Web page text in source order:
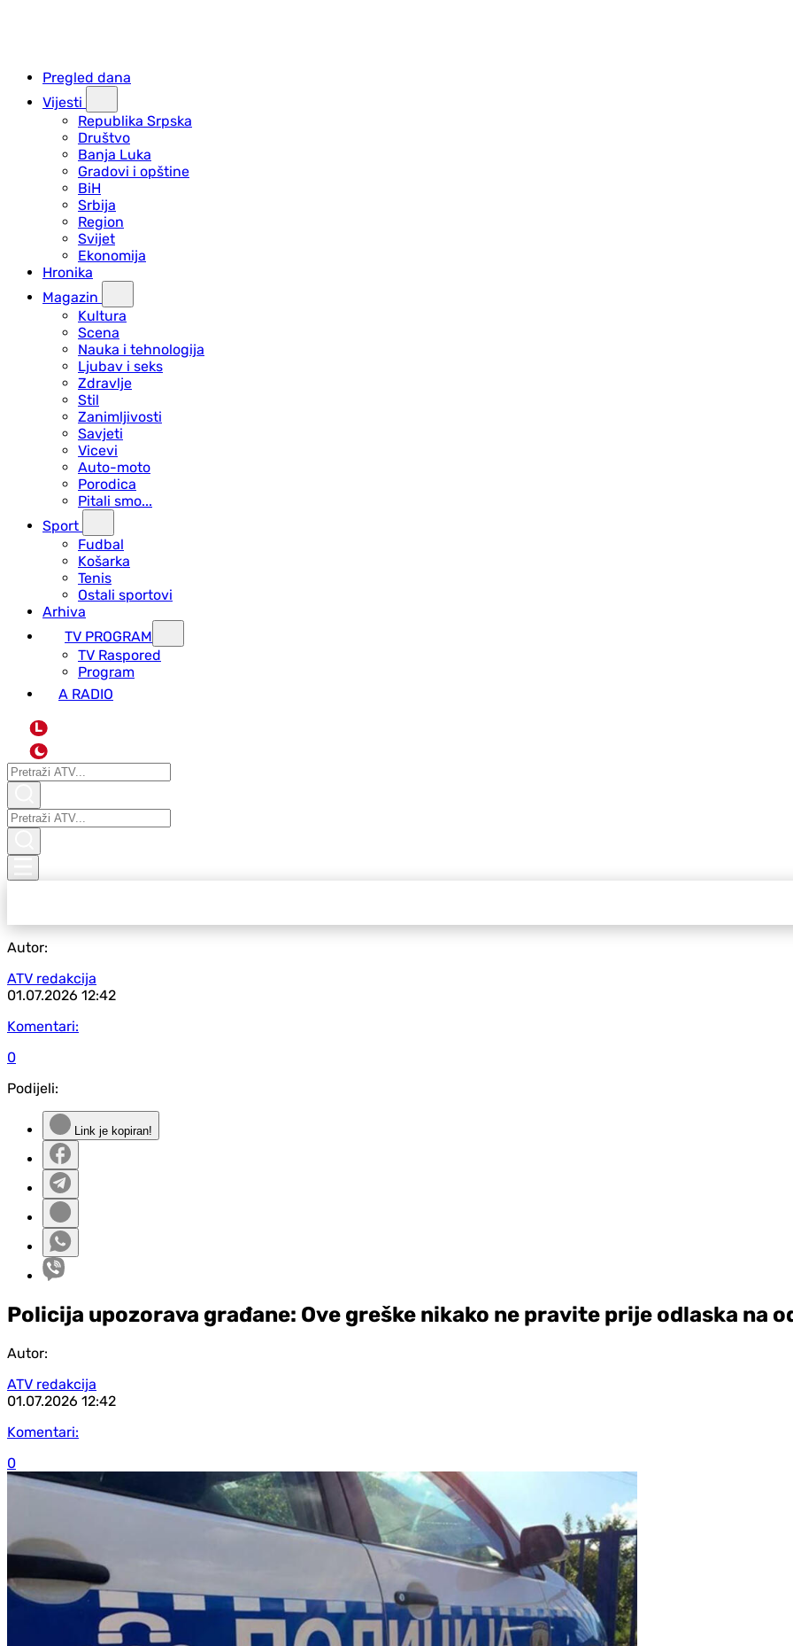
Pregled dana
Vijesti
Republika Srpska
Društvo
Banja Luka
Gradovi i opštine
BiH
Srbija
Region
Svijet
Ekonomija
Hronika
Magazin
Kultura
Scena
Nauka i tehnologija
Ljubav i seks
Zdravlje
Stil
Zanimljivosti
Savjeti
Vicevi
Auto-moto
Porodica
Pitali smo...
Sport
Fudbal
Košarka
Tenis
Ostali sportovi
Arhiva
TV PROGRAM
ТV Raspored
Program
A RADIO
L
Autor:
ATV redakcija
01.07.2026 12:42
Komentari:
0
Podijeli:
Link je kopiran!
Policija upozorava građane: Ove greške nikako ne pravite prije odlaska na
Autor:
ATV redakcija
01.07.2026 12:42
Komentari:
0